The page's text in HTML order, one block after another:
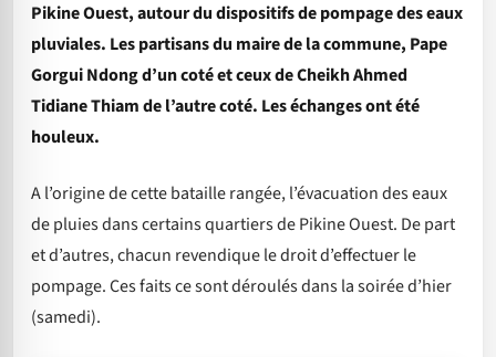
Pikine Ouest, autour du dispositifs de pompage des eaux
pluviales. Les partisans du maire de la commune, Pape
Gorgui Ndong d’un coté et ceux de Cheikh Ahmed
Tidiane Thiam de l’autre coté. Les échanges ont été
houleux.
A l’origine de cette bataille rangée, l’évacuation des eaux
de pluies dans certains quartiers de Pikine Ouest. De part
et d’autres, chacun revendique le droit d’effectuer le
pompage. Ces faits ce sont déroulés dans la soirée d’hier
(samedi).